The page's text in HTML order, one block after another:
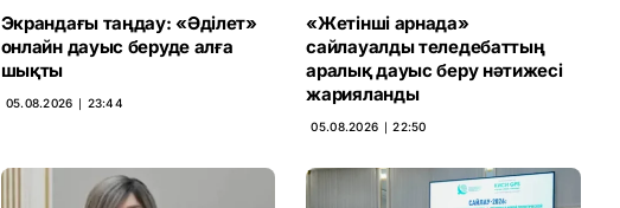
Экрандағы таңдау: «Әділет»
онлайн дауыс беруде алға
шықты
05.08.2026 ∣ 23:44
«Жетінші арнада»
сайлауалды теледебаттың
аралық дауыс беру нәтижесі
жарияланды
05.08.2026 ∣ 22:50